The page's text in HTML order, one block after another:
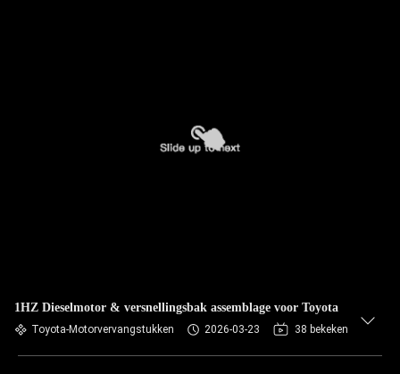
1HZ Dieselmotor & versnellingsbak assemblage voor Toyota
Toyota-Motorvervangstukken 2026-03-23 38 bekeken